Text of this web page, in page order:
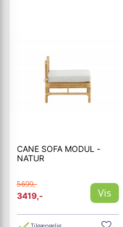
CANE SOFA MODUL -
NATUR
5699,-
3419,-
Vis